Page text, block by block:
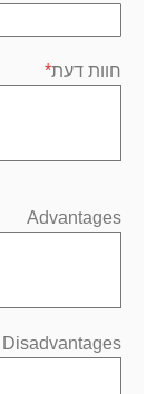
חוות דעת
Advantages
Disadvantages